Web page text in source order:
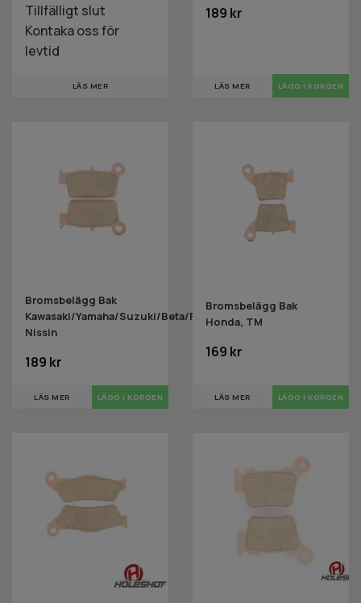
Tillfälligt slut
Kontaka oss för
levtid
LÄS MER
189 kr
LÄS MER
Bromsbelägg Bak
Kawasaki/Yamaha/Suzuki/Beta/Fantic/Gas/TM
Nissin
189 kr
LÄS MER
Bromsbelägg Bak
Honda, TM
169 kr
LÄS MER